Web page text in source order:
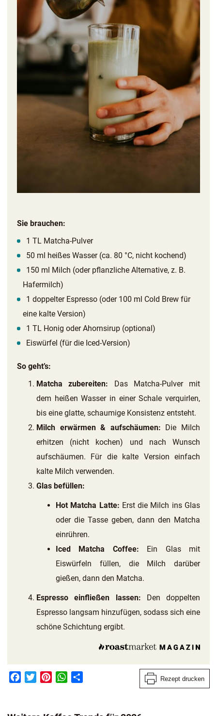
Sie brauchen:
1 TL Matcha-Pulver
50 ml heißes Wasser (ca. 80 °C, nicht kochend)
150 ml Milch (oder pflanzliche Alternative, z. B.
Hafermilch)
1 doppelter Espresso (oder 100 ml Cold Brew für
eine kalte Version)
1 TL Honig oder Ahornsirup (optional)
Eiswürfel (für die Iced-Version)
So geht’s:
Matcha zubereiten: Das Matcha-Pulver mit
dem heißen Wasser in einer Schale verquirlen,
bis eine glatte, schaumige Konsistenz entsteht.
Milch erwärmen & aufschäumen: Die Milch
erhitzen (nicht kochen) und nach Wunsch
aufschäumen. Für die kalte Version einfach
kalte Milch verwenden.
Glas befüllen:
Hot Matcha Latte: Erst die Milch ins Glas
oder die Tasse geben, dann den Matcha
einrühren.
Iced Matcha Coffee: Ein Glas mit
Eiswürfeln füllen, die Milch darüber
gießen, dann den Matcha.
Espresso einfließen lassen: Den doppelten
Espresso langsam hinzufügen, sodass sich eine
schöne Schichtung ergibt.
FacebookTwitterPinterestWhatsApp Rezept drucken